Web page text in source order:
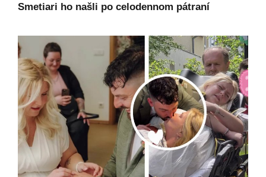
Smetiari ho našli po celodennom pátraní